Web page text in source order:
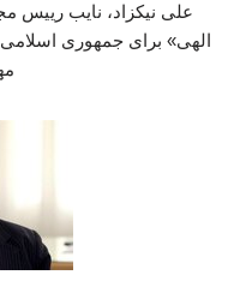
علی نیکزاد، نایب رییس
الهی» برای جمهوری